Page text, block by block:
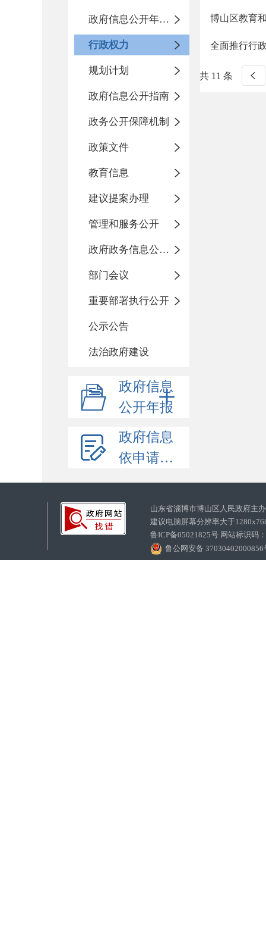
政府信息公开年度报告
行政权力
规划计划
政府信息公开指南
政务公开保障机制
政策文件
教育信息
建议提案办理
管理和服务公开
政府政务信息公开目录
部门会议
重要部署执行公开
公示公告
法治政府建设
政府信息
公开年报
政府信息
依申请公开
博山区教育
全面推行行
共 11 条
山东省淄博市博山区人民政府
建议电脑屏幕分辨率大于
鲁ICP备05021825号 网站标识码
鲁公网安备 37030402000856